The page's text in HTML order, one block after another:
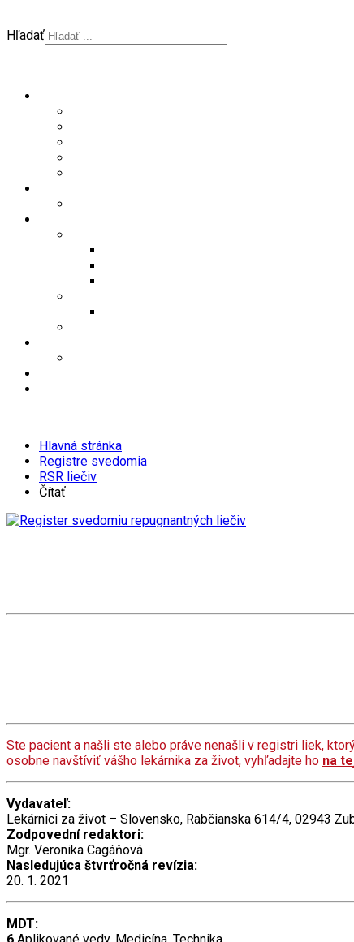
Hľadať
Hlavná stránka
Registre svedomia
RSR liečiv
Čítať
Ste pacient a našli ste alebo práve nenašli v registri liek,
osobne navštíviť vášho lekárnika za život, vyhľadajte ho na
Vydavateľ:
Lekárnici za život – Slovensko, Rabčianska 614/4, 02943
Zodpovední redaktori:
Mgr. Veronika Cagáňová
Nasledujúca štvrťročná revízia:
20. 1. 2021
MDT: